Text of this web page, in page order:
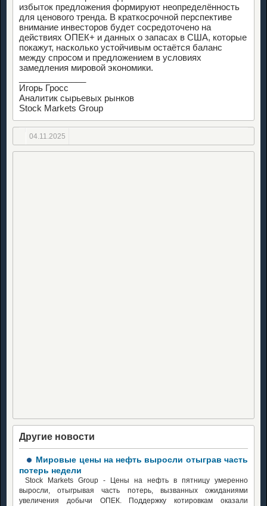
избыток предложения формируют неопределённость
для ценового тренда. В краткосрочной перспективе
внимание инвесторов будет сосредоточено на
действиях ОПЕК+ и данных о запасах в США, которые
покажут, насколько устойчивым остаётся баланс
между спросом и предложением в условиях
замедления мировой экономики.
Игорь Гросс
Аналитик сырьевых рынков
Stock Markets Group
04.11.2025
Другие новости
Мировые цены на нефть выросли отыграв часть
потерь недели
Stock Markets Group - Цены на нефть в пятницу умеренно
выросли, отыгрывая часть потерь, вызванных ожиданиями
увеличения добычи ОПЕК. Поддержку котировкам оказали